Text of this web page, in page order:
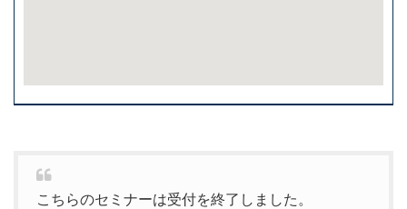
こちらのセミナーは受付を終了しました。